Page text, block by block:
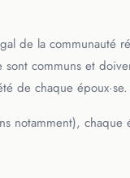
de la communauté
communs et
de chaque époux·se.
chaque